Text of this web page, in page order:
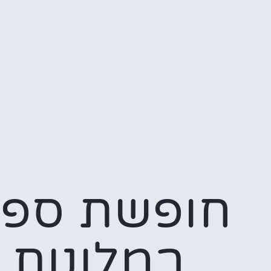
חופשת